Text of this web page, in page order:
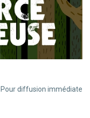
Pour diffusion immédiate